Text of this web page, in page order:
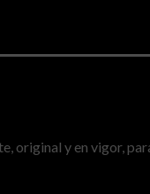
original y en vigor,